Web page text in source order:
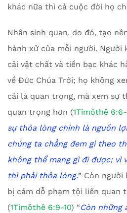
khác nữa thì cả cuộc đời họ
Nhân sinh quan, do đó, tạo
hành xử của mỗi người. Người
cải vật chất và tiền bạc khác
về Đức Chúa Trời; họ không
cải là quan trọng, mà xem sự
quan trọng hơn (1Timôthê
sự thỏa lòng chính là nguồn
chúng ta chẳng đem gì theo
không thể mang gì đi được; vì
thì phải thỏa lòng.” Còn
bị cám dỗ phạm tội liên quan
(1Timôthê 6:9-10) “Còn những